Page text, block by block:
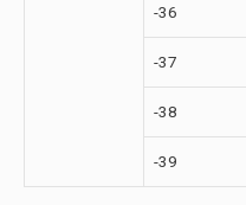
-36
-37
-38
-39